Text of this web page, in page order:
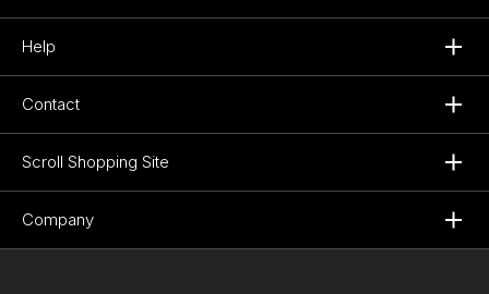
Help
Contact
Scroll Shopping Site
Company